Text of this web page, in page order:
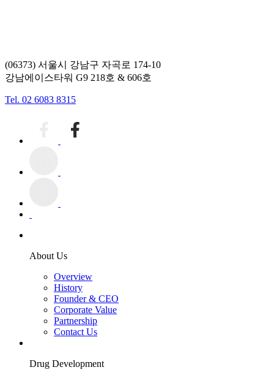
(06373) 서울시 강남구 자곡로 174-10
강남에이스타워 G9 218호 & 606호
Tel. 02 6083 8315
About Us
Overview
History
Founder & CEO
Corporate Value
Partnership
Contact Us
Drug Development